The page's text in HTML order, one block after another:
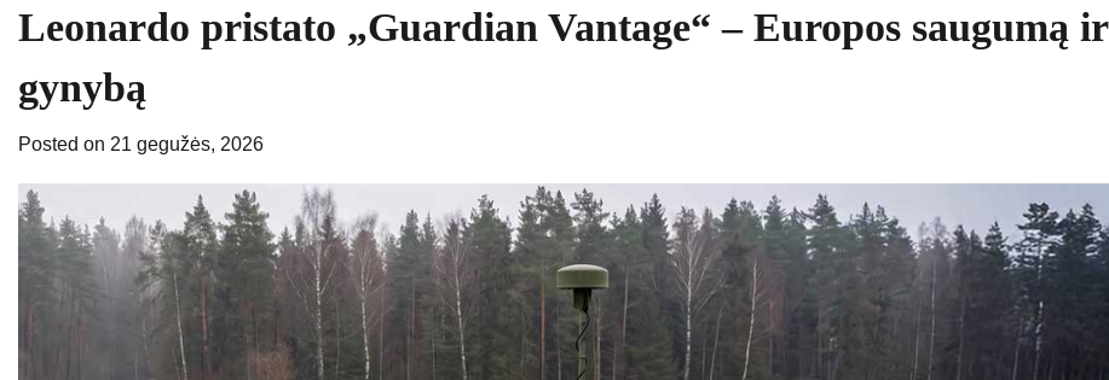
Leonardo pristato „Guardian Vantage“ – Europos saugumą ir
gynybą
Posted on 21 gegužės, 2026